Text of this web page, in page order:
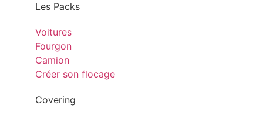
Les Packs
Voitures
Fourgon
Camion
Créer son flocage
Covering